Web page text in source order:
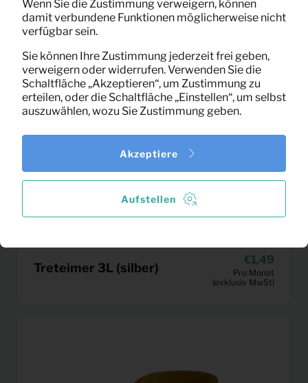
Treteimer 3L (silber)
1,49
Pro Monat
(exklusiv MwSt)
Wenn Sie die Zustimmung verweigern, können
damit verbundene Funktionen möglicherweise nicht
verfügbar sein.
Sie können Ihre Zustimmung jederzeit frei geben,
verweigern oder widerrufen. Verwenden Sie die
Schaltfläche „Akzeptieren“, um Zustimmung zu
erteilen, oder die Schaltfläche „Einstellen“, um selbst
auszuwählen, wozu Sie Zustimmung geben.
Aufstellen
Akzeptiere